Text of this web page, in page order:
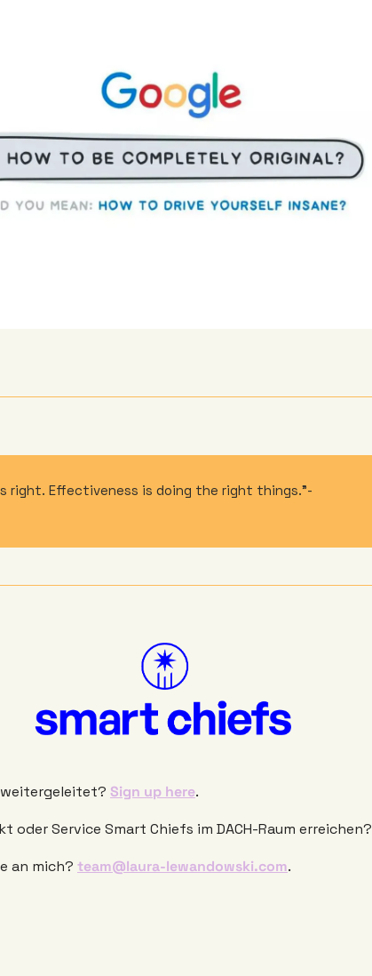
right. Effectiveness is doing the right things.”-
weitergeleitet? Sign up here.
oder Service Smart Chiefs im DACH-Raum erreichen?
an mich? team@laura-lewandowski.com.